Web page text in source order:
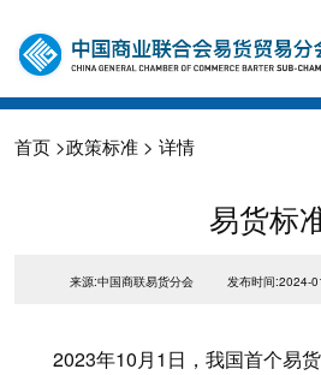
首页 >政策标准 > 详情
易货标
来源:中国商联易货分会 发布时间:2024-
2023年10月1日，我国首个易